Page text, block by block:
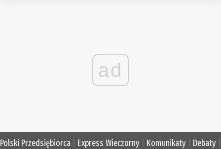
ad
Polski Przedsiębiorca Express Wieczorny Komunikaty Debaty